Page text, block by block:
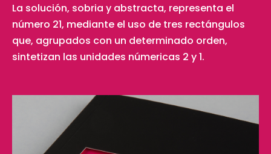
La solución, sobria y abstracta, representa el
número 21, mediante el uso de tres rectángulos
que, agrupados con un determinado orden,
sintetizan las unidades númericas 2 y 1.